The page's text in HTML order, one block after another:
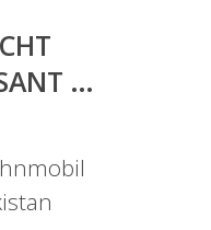
…